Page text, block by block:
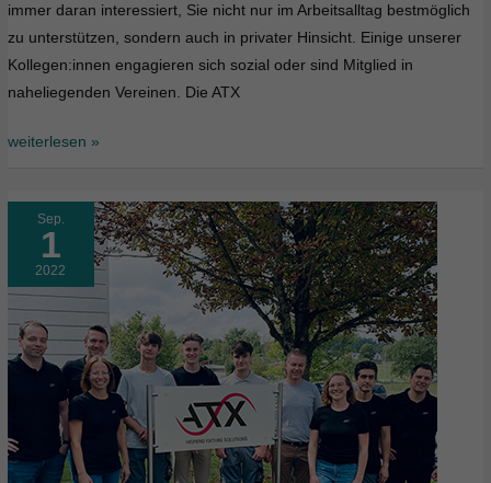
immer daran interessiert, Sie nicht nur im Arbeitsalltag bestmöglich
zu unterstützen, sondern auch in privater Hinsicht. Einige unserer
Kollegen:innen engagieren sich sozial oder sind Mitglied in
naheliegenden Vereinen. Die ATX
weiterlesen »
Sep.
1
2022